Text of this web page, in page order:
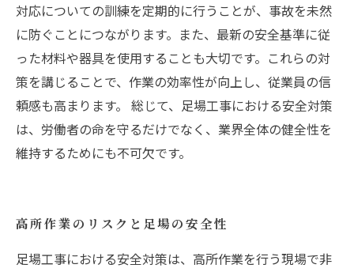
対応についての訓練を定期的に行うことが、事故を未然
に防ぐことにつながります。また、最新の安全基準に従
った材料や器具を使用することも大切です。これらの対
策を講じることで、作業の効率性が向上し、従業員の信
頼感も高まります。 総じて、足場工事における安全対策
は、労働者の命を守るだけでなく、業界全体の健全性を
維持するためにも不可欠です。
高所作業のリスクと足場の安全性
足場工事における安全対策は、高所作業を行う現場で非